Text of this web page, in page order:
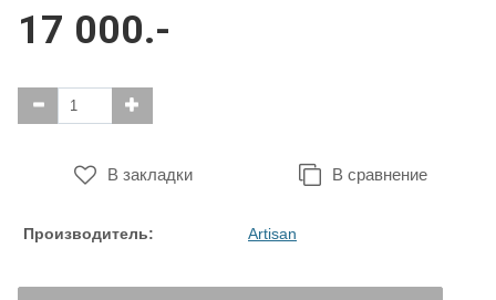
17 000.-
В закладки В сравнение
Производитель: Artisan